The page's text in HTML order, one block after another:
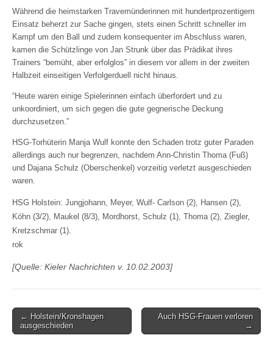
Während die heimstarken Travemünderinnen mit hundertprozentigem
Einsatz beherzt zur Sache gingen, stets einen Schritt schneller im
Kampf um den Ball und zudem konsequenter im Abschluss waren,
kamen die Schützlinge von Jan Strunk über das Prädikat ihres
Trainers “bemüht, aber erfolglos” in diesem vor allem in der zweiten
Halbzeit einseitigen Verfolgerduell nicht hinaus.
“Heute waren einige Spielerinnen einfach überfordert und zu
unkoordiniert, um sich gegen die gute gegnerische Deckung
durchzusetzen.”
HSG-Torhüterin Manja Wulf konnte den Schaden trotz guter Paraden
allerdings auch nur begrenzen, nachdem Ann-Christin Thoma (Fuß)
und Dajana Schulz (Oberschenkel) vorzeitig verletzt ausgeschieden
waren.
HSG Holstein: Jungjohann, Meyer, Wulf- Carlson (2), Hansen (2),
Köhn (3/2), Maukel (8/3), Mordhorst, Schulz (1), Thoma (2), Ziegler,
Kretzschmar (1).
rok
[Quelle: Kieler Nachrichten v. 10.02.2003]
Post
navigation
← Holstein/Kronshagen
ausgeschieden
Auch HSG-Frauen verloren
→